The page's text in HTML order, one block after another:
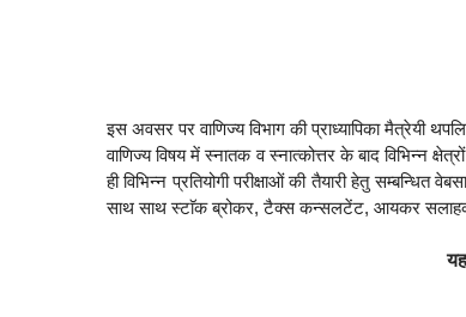
इस अवसर पर वाणिज्य विभाग की प्राध्यापिका मैत्रेयी
वाणिज्य विषय में स्नातक व स्नात्कोत्तर के बाद विभिन्न
ही विभिन्न प्रतियोगी परीक्षाओं की तैयारी हेतु सम्बन्धित
साथ साथ स्टाॅक ब्रोकर, टैक्स कन्सलटेंट, आयकर